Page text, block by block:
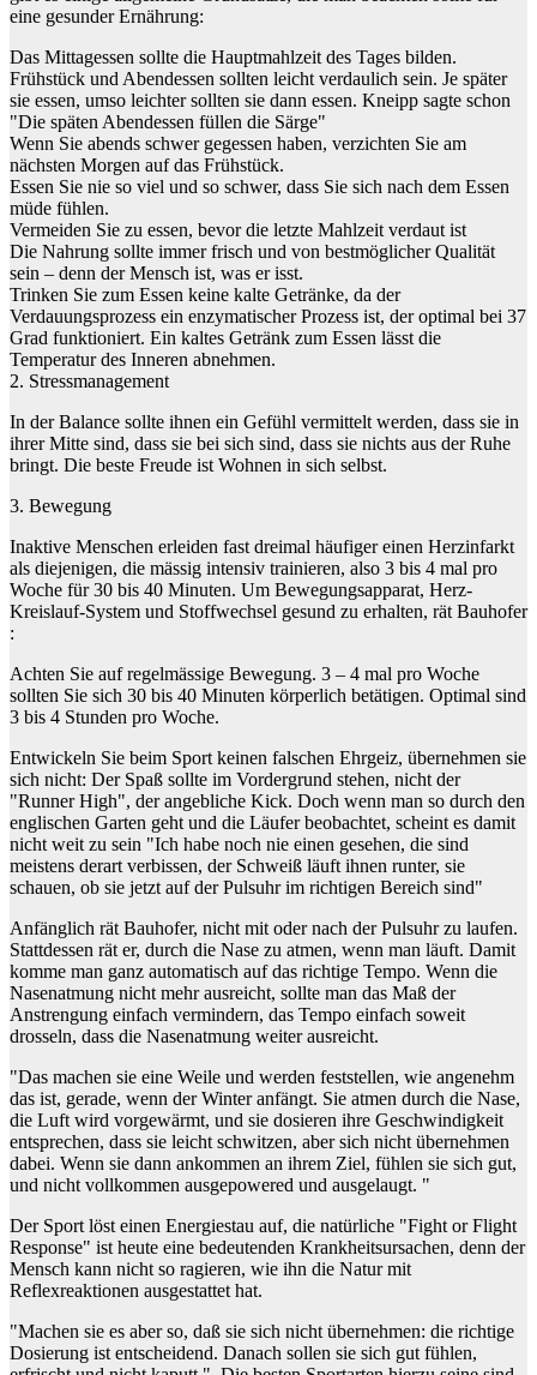
eine gesunder Ernährung:
Das Mittagessen sollte die Hauptmahlzeit des Tages bilden.
Frühstück und Abendessen sollten leicht verdaulich sein. Je später
sie essen, umso leichter sollten sie dann essen. Kneipp sagte schon
"Die späten Abendessen füllen die Särge"
Wenn Sie abends schwer gegessen haben, verzichten Sie am
nächsten Morgen auf das Frühstück.
Essen Sie nie so viel und so schwer, dass Sie sich nach dem Essen
müde fühlen.
Vermeiden Sie zu essen, bevor die letzte Mahlzeit verdaut ist
Die Nahrung sollte immer frisch und von bestmöglicher Qualität
sein – denn der Mensch ist, was er isst.
Trinken Sie zum Essen keine kalte Getränke, da der
Verdauungsprozess ein enzymatischer Prozess ist, der optimal bei 37
Grad funktioniert. Ein kaltes Getränk zum Essen lässt die
Temperatur des Inneren abnehmen.
2. Stressmanagement
In der Balance sollte ihnen ein Gefühl vermittelt werden, dass sie in
ihrer Mitte sind, dass sie bei sich sind, dass sie nichts aus der Ruhe
bringt. Die beste Freude ist Wohnen in sich selbst.
3. Bewegung
Inaktive Menschen erleiden fast dreimal häufiger einen Herzinfarkt
als diejenigen, die mässig intensiv trainieren, also 3 bis 4 mal pro
Woche für 30 bis 40 Minuten. Um Bewegungsapparat, Herz-
Kreislauf-System und Stoffwechsel gesund zu erhalten, rät Bauhofer
:
Achten Sie auf regelmässige Bewegung. 3 – 4 mal pro Woche
sollten Sie sich 30 bis 40 Minuten körperlich betätigen. Optimal sind
3 bis 4 Stunden pro Woche.
Entwickeln Sie beim Sport keinen falschen Ehrgeiz, übernehmen sie
sich nicht: Der Spaß sollte im Vordergrund stehen, nicht der
"Runner High", der angebliche Kick. Doch wenn man so durch den
englischen Garten geht und die Läufer beobachtet, scheint es damit
nicht weit zu sein "Ich habe noch nie einen gesehen, die sind
meistens derart verbissen, der Schweiß läuft ihnen runter, sie
schauen, ob sie jetzt auf der Pulsuhr im richtigen Bereich sind"
Anfänglich rät Bauhofer, nicht mit oder nach der Pulsuhr zu laufen.
Stattdessen rät er, durch die Nase zu atmen, wenn man läuft. Damit
komme man ganz automatisch auf das richtige Tempo. Wenn die
Nasenatmung nicht mehr ausreicht, sollte man das Maß der
Anstrengung einfach vermindern, das Tempo einfach soweit
drosseln, dass die Nasenatmung weiter ausreicht.
"Das machen sie eine Weile und werden feststellen, wie angenehm
das ist, gerade, wenn der Winter anfängt. Sie atmen durch die Nase,
die Luft wird vorgewärmt, und sie dosieren ihre Geschwindigkeit
entsprechen, dass sie leicht schwitzen, aber sich nicht übernehmen
dabei. Wenn sie dann ankommen an ihrem Ziel, fühlen sie sich gut,
und nicht vollkommen ausgepowered und ausgelaugt. "
Der Sport löst einen Energiestau auf, die natürliche "Fight or Flight
Response" ist heute eine bedeutenden Krankheitsursachen, denn der
Mensch kann nicht so ragieren, wie ihn die Natur mit
Reflexreaktionen ausgestattet hat.
"Machen sie es aber so, daß sie sich nicht übernehmen: die richtige
Dosierung ist entscheidend. Danach sollen sie sich gut fühlen,